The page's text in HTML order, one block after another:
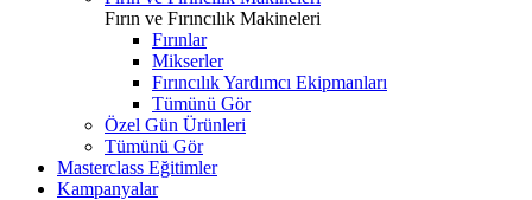
Fırın ve Fırıncılık Makineleri
Fırınlar
Mikserler
Fırıncılık Yardımcı Ekipmanları
Tümünü Gör
Özel Gün Ürünleri
Tümünü Gör
Masterclass Eğitimler
Kampanyalar